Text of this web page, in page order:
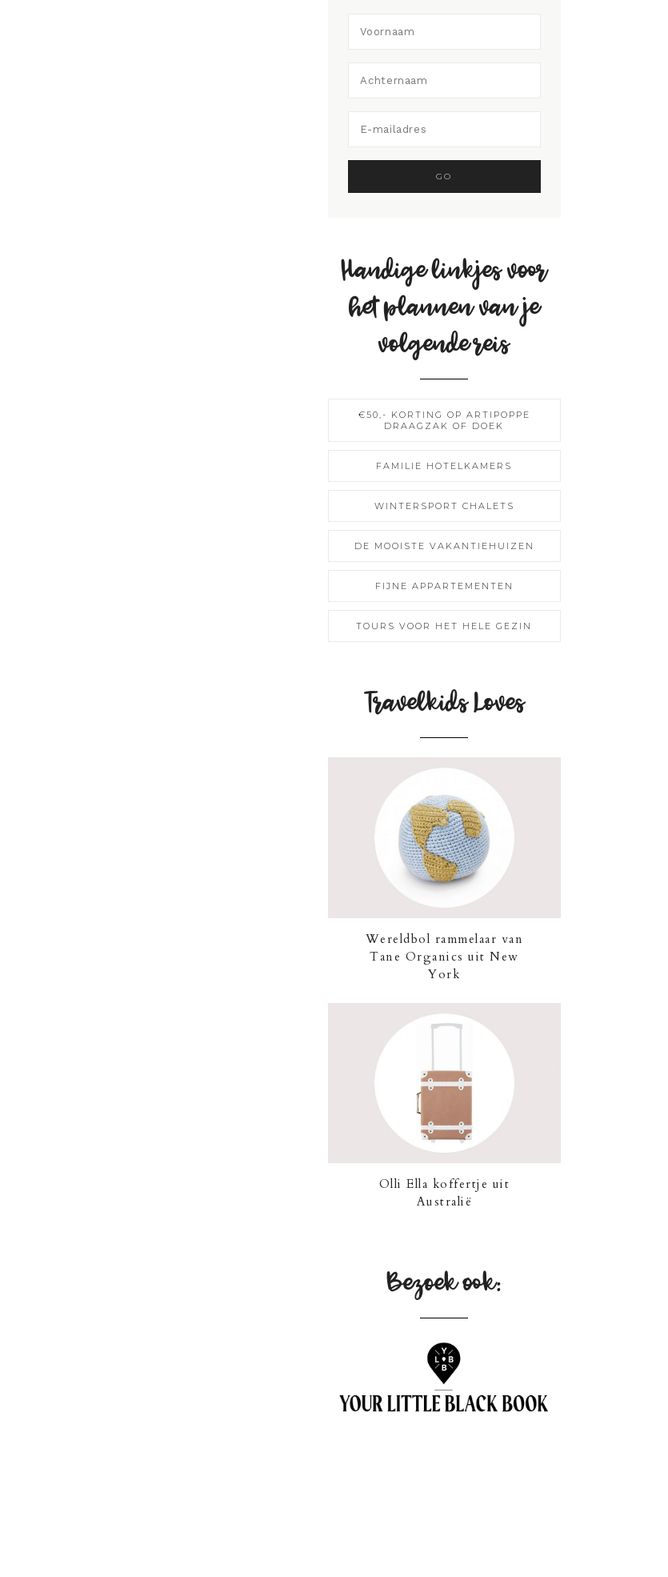
Handige linkjes voor
het plannen van je
volgende reis
€50,- KORTING OP ARTIPOPPE
DRAAGZAK OF DOEK
FAMILIE HOTELKAMERS
WINTERSPORT CHALETS
DE MOOISTE VAKANTIEHUIZEN
FIJNE APPARTEMENTEN
TOURS VOOR HET HELE GEZIN
Travelkids Loves
Wereldbol rammelaar van
Tane Organics uit New
York
Olli Ella koffertje uit
Australië
Bezoek ook: